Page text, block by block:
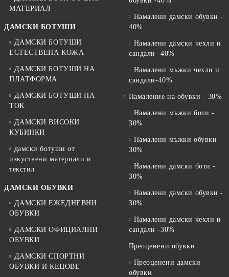
МАТЕРИАЛ
ДАМСКИ БОТУШИ
ДАМСКИ БОТУШИ
ЕСТЕСТВЕНА КОЖА
ДАМСКИ БОТУШИ НА
ПЛАТФОРМА
ДАМСКИ БОТУШИ НА
ТОК
ДАМСКИ ВИСОКИ
КУБИНКИ
дамски ботуши от
изкуствени материали и
текстил
ДАМСКИ ОБУВКИ
ДАМСКИ ЕЖЕДНЕВНИ
ОБУВКИ
ДАМСКИ ОФИЦИАЛНИ
ОБУВКИ
ДАМСКИ СПОРТНИ
ОБУВКИ И КЕЦОВЕ
Намалени дамски обувки -
40%
Намалени дамски чехли и
сандали -40%
Намалени мъжки чехли и
сандали-40%
Намаление на обувки - 30%
Намалени мъжки боти -
30%
Намалени мъжки обувки -
30%
Намалени дамски боти -
30%
Намалени дамски обувки -
30%
Намалени дамски чехли и
сандали -30%
Преоценени обувки
Преоценени дамски
обувки